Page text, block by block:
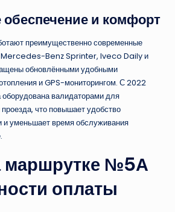
обеспечение и комфорт
преимущественно современные
Mercedes-Benz Sprinter, Iveco Daily и
обновлёнными удобными
и GPS-мониторингом. С 2022
оборудована валидаторами для
что повышает удобство
и уменьшает время обслуживания
маршрутке №5А
оплаты